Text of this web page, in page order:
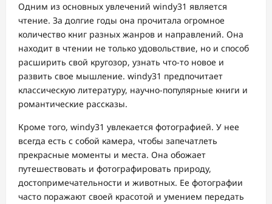
Одним из основных увлечений windy31 является
чтение. За долгие годы она прочитала огромное
количество книг разных жанров и направлений. Она
находит в чтении не только удовольствие, но и способ
расширить свой кругозор, узнать что-то новое и
развить свое мышление. windy31 предпочитает
классическую литературу, научно-популярные книги и
романтические рассказы.
Кроме того, windy31 увлекается фотографией. У нее
всегда есть с собой камера, чтобы запечатлеть
прекрасные моменты и места. Она обожает
путешествовать и фотографировать природу,
достопримечательности и животных. Ее фотографии
часто поражают своей красотой и умением передать